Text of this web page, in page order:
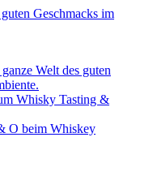
Welt des guten
Whisky Tasting &
O beim Whiskey